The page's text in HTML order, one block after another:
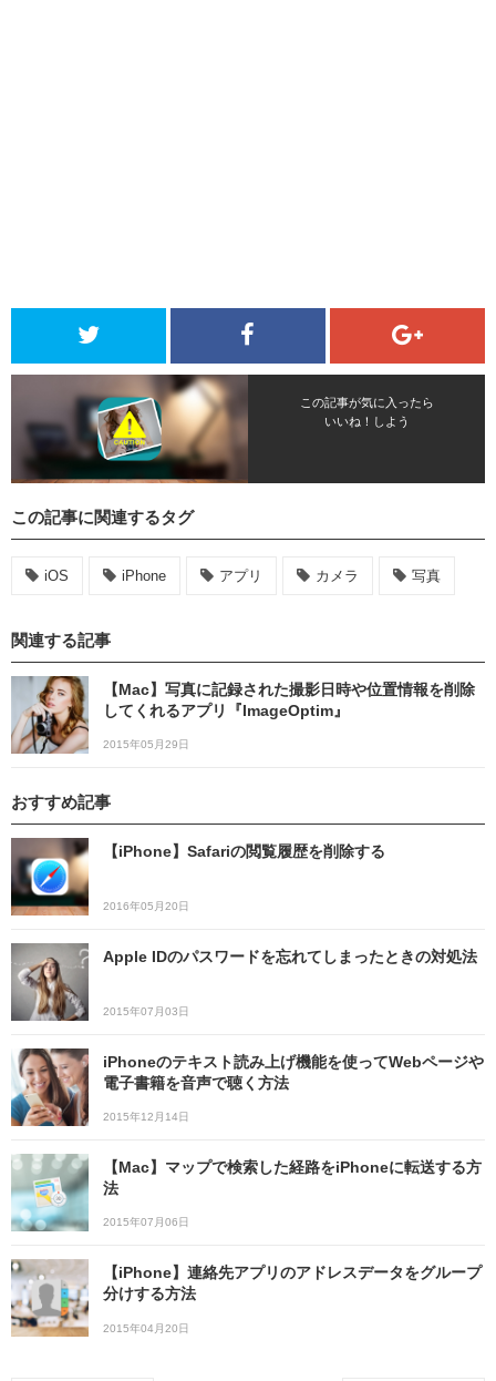
この記事が気に入ったら
いいね！しよう
この記事に関連するタグ
iOS iPhone アプリ カメラ 写真
関連する記事
【Mac】写真に記録された撮影日時や位置情報を削除
してくれるアプリ『ImageOptim』
2015年05月29日
おすすめ記事
【iPhone】Safariの閲覧履歴を削除する
2016年05月20日
Apple IDのパスワードを忘れてしまったときの対処法
2015年07月03日
iPhoneのテキスト読み上げ機能を使ってWebページや
電子書籍を音声で聴く方法
2015年12月14日
【Mac】マップで検索した経路をiPhoneに転送する方
法
2015年07月06日
【iPhone】連絡先アプリのアドレスデータをグループ
分けする方法
2015年04月20日